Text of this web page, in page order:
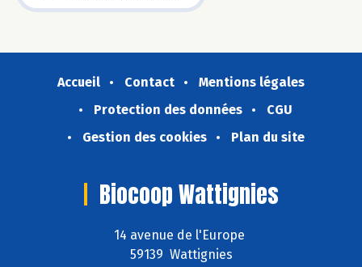
Accueil Contact
Mentions légales
Protection des données
CGU
Gestion des cookies
Plan du site
Biocoop Wattignies
14 avenue de l'Europe
59139 Wattignies